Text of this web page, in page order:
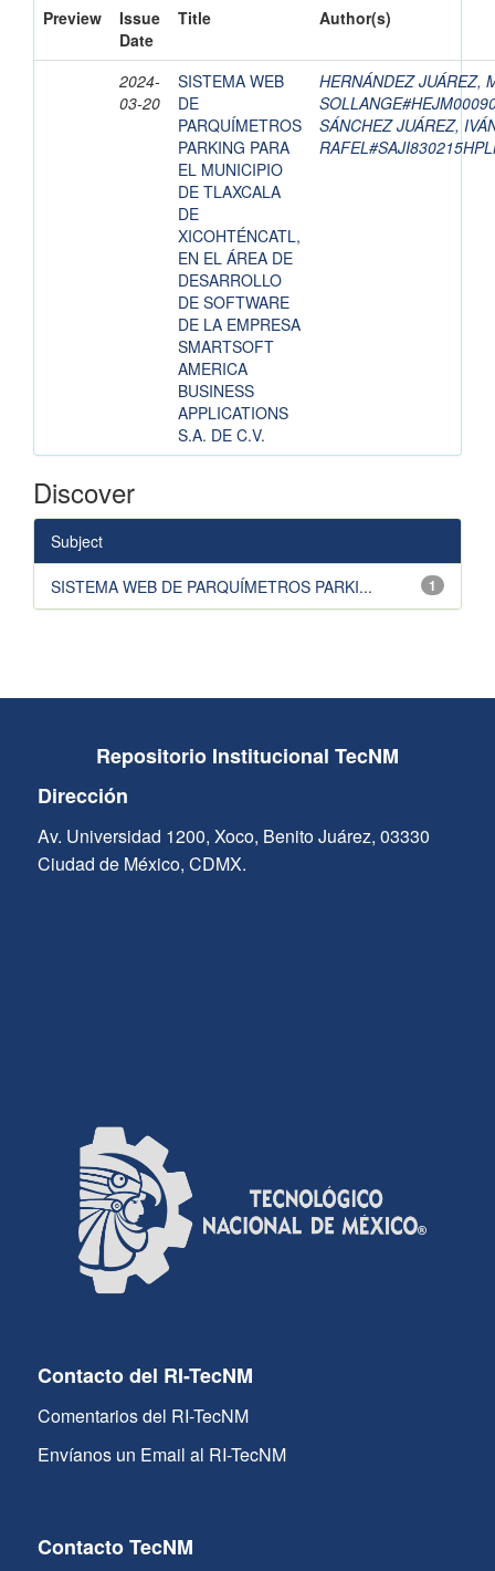
Preview
Issue
Date
Title Author(s)
2024-
03-20
SISTEMA WEB
DE
PARQUÍMETROS
PARKING PARA
EL MUNICIPIO
DE TLAXCALA
DE
XICOHTÉNCATL,
EN EL ÁREA DE
DESARROLLO
DE SOFTWARE
DE LA EMPRESA
SMARTSOFT
AMERICA
BUSINESS
APPLICATIONS
S.A. DE C.V.
HERNÁNDEZ JUÁREZ,
SÁNCHEZ JUÁREZ,
Discover
Subject
1
SISTEMA WEB DE PARQUÍMETROS PARKI...
Repositorio Institucional TecNM
Dirección
Av. Universidad 1200, Xoco, Benito Juárez, 03330
Ciudad de México, CDMX.
Contacto del RI-TecNM
Comentarios del RI-TecNM
Envíanos un Email al RI-TecNM
Contacto TecNM